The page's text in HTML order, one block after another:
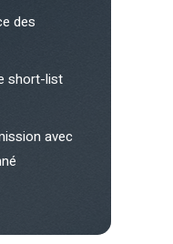
des
short-list
avec